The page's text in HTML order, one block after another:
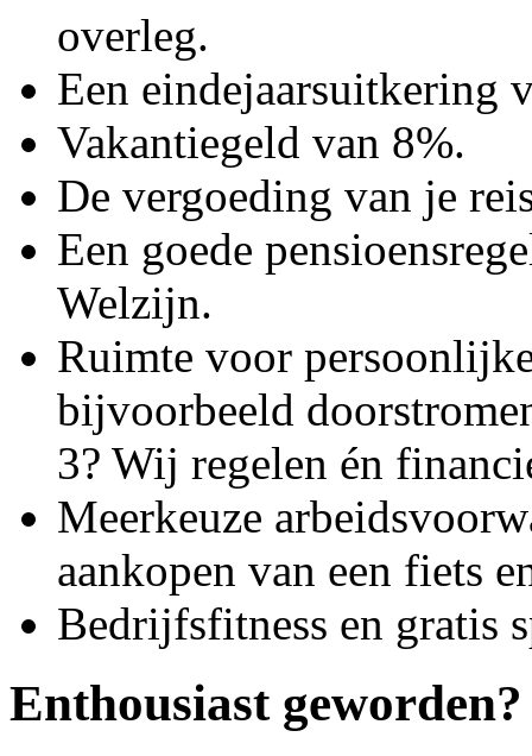
overleg.
Een eindejaarsuitkering
Vakantiegeld van 8%.
De vergoeding van je
Een goede
Welzijn.
Ruimte voor
bijvoorbeeld
3? Wij regelen én
Meerkeuze
aankopen van een fiets
Bedrijfsfitness en gratis
Enthousiast geworden?